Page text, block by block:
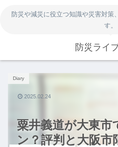
防災や減災に役立つ知識や災害対策
す。
防災ライ
粟井義道が大東市
ン？評判と大阪市
Diary
2025.02.24